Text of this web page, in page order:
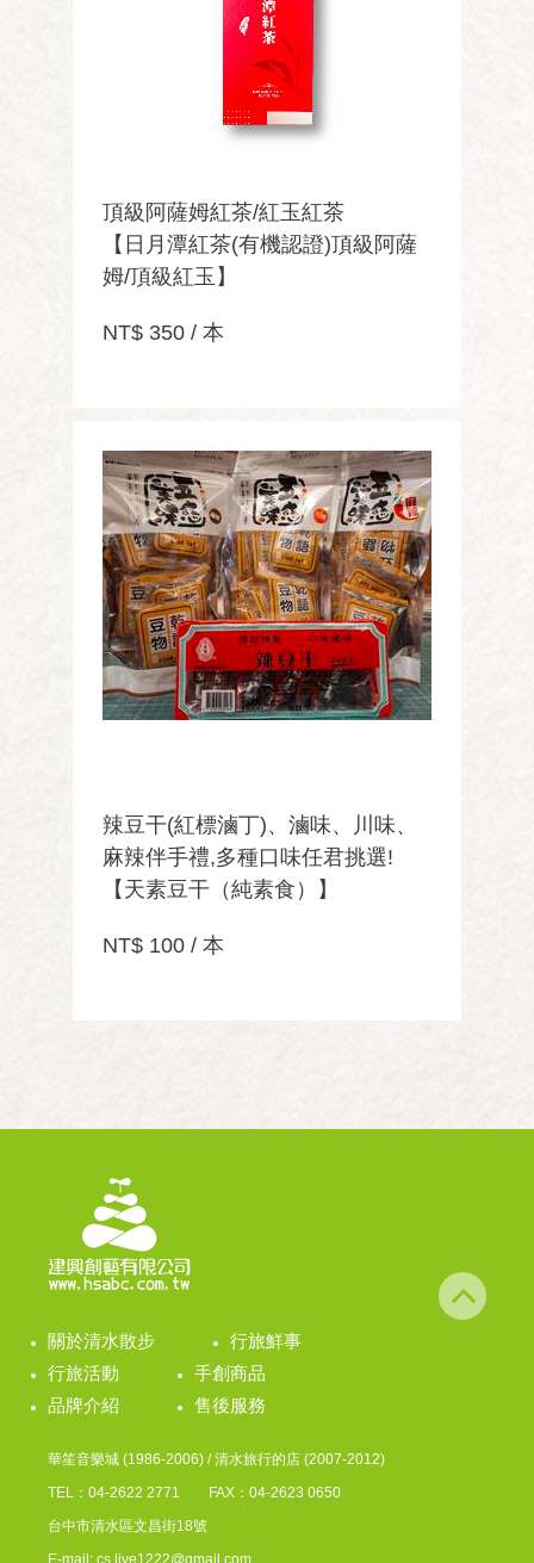
頂級阿薩姆紅茶/紅玉紅茶
【日月潭紅茶(有機認證)頂級阿薩
姆/頂級紅玉】
NT$ 350 / 本
辣豆干(紅標滷丁)、滷味、川味、
麻辣伴手禮,多種口味任君挑選!
【天素豆干（純素食）】
NT$ 100 / 本
關於清水散步
行旅鮮事
行旅活動
手創商品
品牌介紹
售後服務
華笙音樂城 (1986-2006) / 清水旅行的店 (2007-2012)
TEL：04-2622 2771 FAX：04-2623 0650
台中市清水區文昌街18號
E-mail: cs.live1222@gmail.com